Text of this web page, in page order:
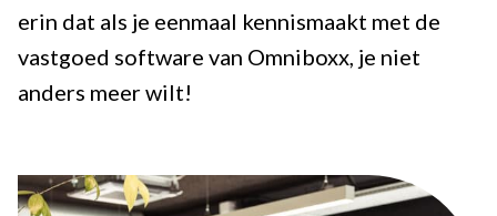
erin dat als je eenmaal kennismaakt met de
vastgoed software van Omniboxx, je niet
anders meer wilt!